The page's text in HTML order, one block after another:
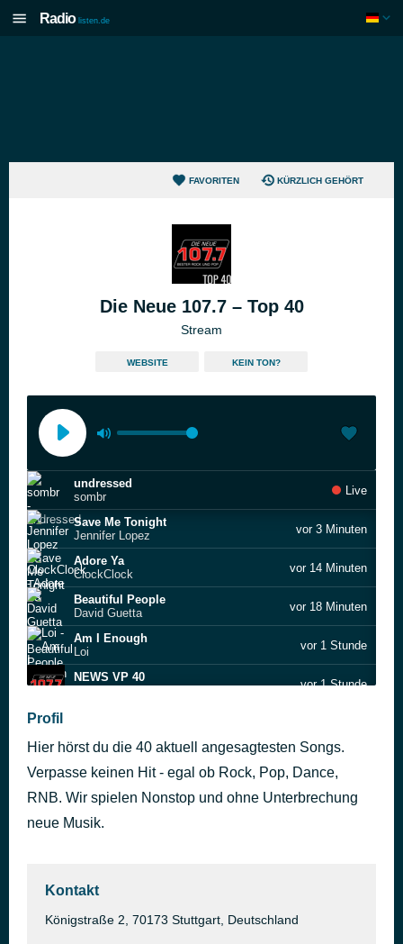
Radio listen.de
FAVORITEN KÜRZLICH GEHÖRT
Die Neue 107.7 – Top 40
Stream
WEBSITE KEIN TON?
undressed
sombr
Live
Save Me Tonight
Jennifer Lopez
vor 3 Minuten
Adore Ya
ClockClock
vor 14 Minuten
Beautiful People
David Guetta
vor 18 Minuten
Am I Enough
Loi
vor 1 Stunde
NEWS VP 40
vor 1 Stunde
New Religion
Bebe Rexha
All My Life
Purple Disco Machine feat. Moss Kena & The Knocks
vor 2 Stunden
Dai dai
Profil
Hier hörst du die 40 aktuell angesagtesten Songs.
Verpasse keinen Hit - egal ob Rock, Pop, Dance,
RNB. Wir spielen Nonstop und ohne Unterbrechung
neue Musik.
Kontakt
Königstraße 2, 70173 Stuttgart, Deutschland